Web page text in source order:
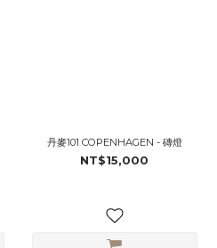
丹麥101 COPENHAGEN - 磚燈
NT$15,000